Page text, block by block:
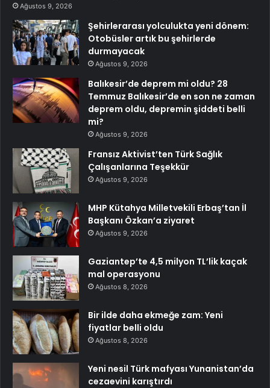
Ağustos 9, 2026
Şehirlerarası yolculukta yeni dönem:
Otobüsler artık bu şehirlerde
durmayacak
Ağustos 9, 2026
Balıkesir’de deprem mi oldu? 28
Temmuz Balıkesir’de en son ne zaman
deprem oldu, depremin şiddeti belli
mi?
Ağustos 9, 2026
Fransız Aktivist’ten Türk Sağlık
Çalışanlarına Teşekkür
Ağustos 9, 2026
MHP Kütahya Milletvekili Erbaş’tan İl
Başkanı Özkan’a ziyaret
Ağustos 9, 2026
Gaziantep’te 4,5 milyon TL’lik kaçak
mal operasyonu
Ağustos 8, 2026
Bir ilde daha ekmeğe zam: Yeni
fiyatlar belli oldu
Ağustos 8, 2026
Yeni nesil Türk mafyası Yunanistan’da
cezaevini karıştırdı